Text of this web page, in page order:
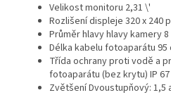
Velikost monitoru 2,31 \'
Rozlišení displeje 320 x 240
Průměr hlavy hlavy kamery 8
Délka kabelu fotoaparátu 95
Třída ochrany proti vodě a
fotoaparátu (bez krytu) IP 67
Zvětšení Dvoustupňový: 1,5